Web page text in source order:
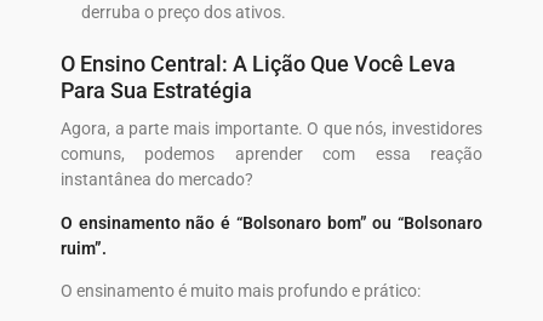
derruba o preço dos ativos.
O Ensino Central: A Lição Que Você Leva
Para Sua Estratégia
Agora, a parte mais importante. O que nós, investidores
comuns, podemos aprender com essa reação
instantânea do mercado?
O ensinamento não é “Bolsonaro bom” ou “Bolsonaro
ruim”.
O ensinamento é muito mais profundo e prático: